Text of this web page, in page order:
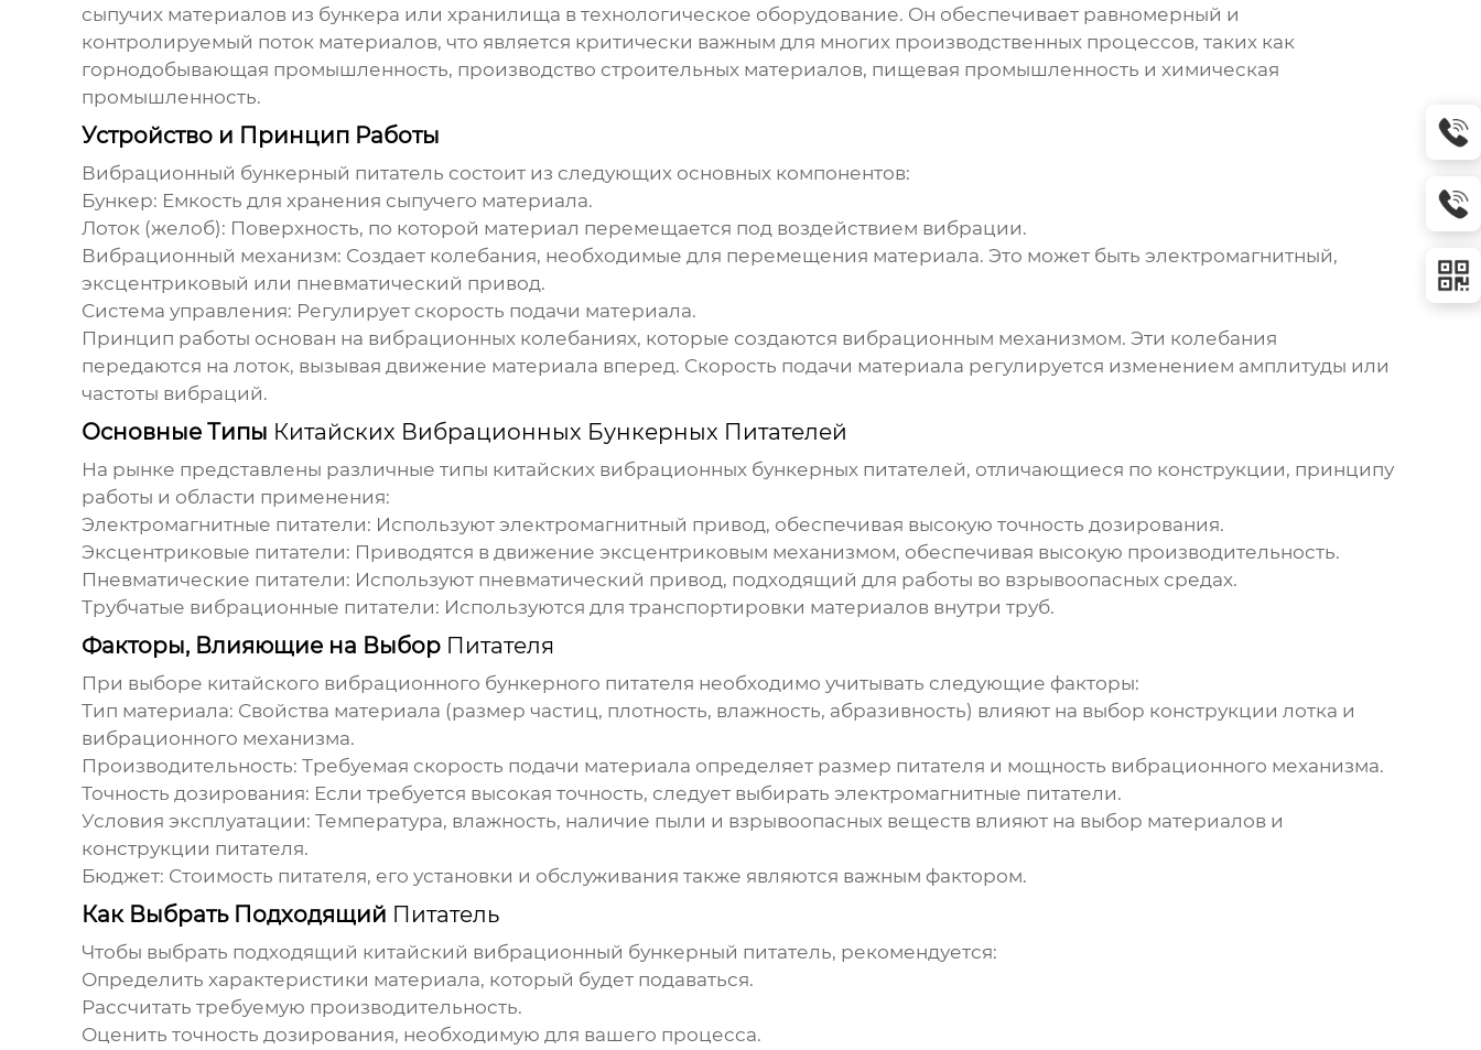
сыпучих материалов из бункера или хранилища в технологическое оборудование. Он обеспечивает равномерный и
контролируемый поток материалов, что является критически важным для многих производственных процессов, таких как
горнодобывающая промышленность, производство строительных материалов, пищевая промышленность и химическая
промышленность.
Устройство и Принцип Работы
Вибрационный бункерный питатель состоит из следующих основных компонентов:
Бункер: Емкость для хранения сыпучего материала.
Лоток (желоб): Поверхность, по которой материал перемещается под воздействием вибрации.
Вибрационный механизм: Создает колебания, необходимые для перемещения материала. Это может быть электромагнитный,
эксцентриковый или пневматический привод.
Система управления: Регулирует скорость подачи материала.
Принцип работы основан на вибрационных колебаниях, которые создаются вибрационным механизмом. Эти колебания
передаются на лоток, вызывая движение материала вперед. Скорость подачи материала регулируется изменением амплитуды или
частоты вибраций.
Основные Типы Китайских Вибрационных Бункерных Питателей
На рынке представлены различные типы китайских вибрационных бункерных питателей, отличающиеся по конструкции, принципу
работы и области применения:
Электромагнитные питатели: Используют электромагнитный привод, обеспечивая высокую точность дозирования.
Эксцентриковые питатели: Приводятся в движение эксцентриковым механизмом, обеспечивая высокую производительность.
Пневматические питатели: Используют пневматический привод, подходящий для работы во взрывоопасных средах.
Трубчатые вибрационные питатели: Используются для транспортировки материалов внутри труб.
Факторы, Влияющие на Выбор Питателя
При выборе китайского вибрационного бункерного питателя необходимо учитывать следующие факторы:
Тип материала: Свойства материала (размер частиц, плотность, влажность, абразивность) влияют на выбор конструкции лотка и
вибрационного механизма.
Производительность: Требуемая скорость подачи материала определяет размер питателя и мощность вибрационного механизма.
Точность дозирования: Если требуется высокая точность, следует выбирать электромагнитные питатели.
Условия эксплуатации: Температура, влажность, наличие пыли и взрывоопасных веществ влияют на выбор материалов и
конструкции питателя.
Бюджет: Стоимость питателя, его установки и обслуживания также являются важным фактором.
Как Выбрать Подходящий Питатель
Чтобы выбрать подходящий китайский вибрационный бункерный питатель, рекомендуется:
Определить характеристики материала, который будет подаваться.
Рассчитать требуемую производительность.
Оценить точность дозирования, необходимую для вашего процесса.